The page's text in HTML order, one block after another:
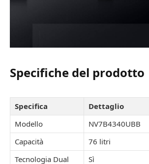
Specifiche del prodotto
Specifica
Dettaglio
Modello
NV7B4340UBB
Capacità
76 litri
Tecnologia Dual
Sì